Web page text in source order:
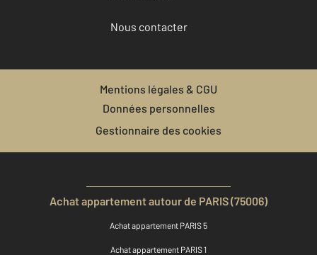
Nous contacter
Mentions légales & CGU
Données personnelles
Gestionnaire des cookies
Achat appartement autour de PARIS (75006)
Achat appartement PARIS 5
Achat appartement PARIS 1